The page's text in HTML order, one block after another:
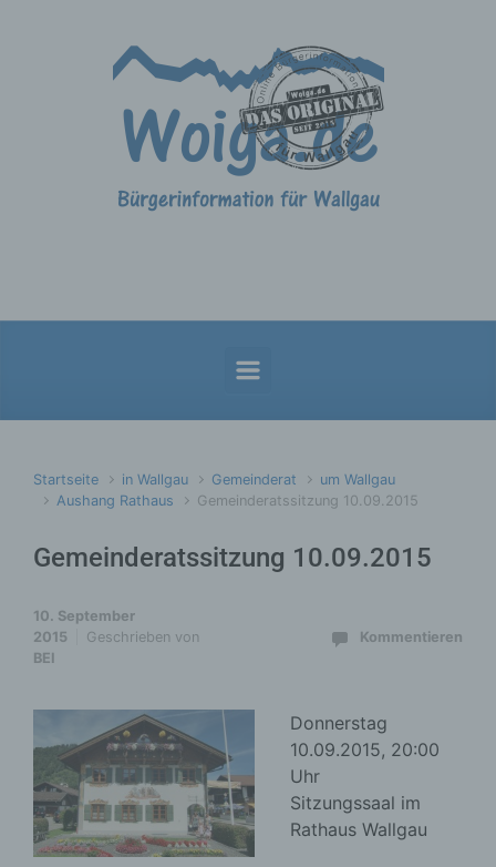
Startseite in Wallgau Gemeinderat
um Wallgau
Aushang Rathaus
Gemeinderatssitzung 10.09.2015
Gemeinderatssitzung 10.09.2015
10. September
2015
Geschrieben von
BEI
Kommentieren
Donnerstag
10.09.2015, 20:00
Uhr
Sitzungssaal im
Rathaus Wallgau